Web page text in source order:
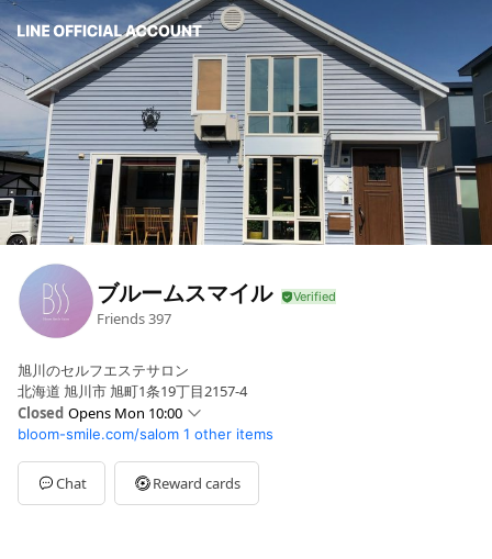
ブルームスマイル
Friends397
旭川のセルフエステサロン
北海道 旭川市 旭町1条19丁目2157-4
Closed Opens Mon 10:00
SunClosed
Mon10:00 - 20:00
Tue10:00 - 20:00
Wed10:00 - 20:00
bloom-smile.com/salom 1 other items
Chat Reward cards